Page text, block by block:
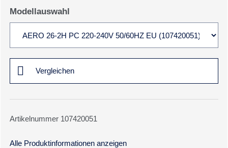
Modellauswahl
Vergleichen
Artikelnummer 107420051
Alle Produktinformationen anzeigen